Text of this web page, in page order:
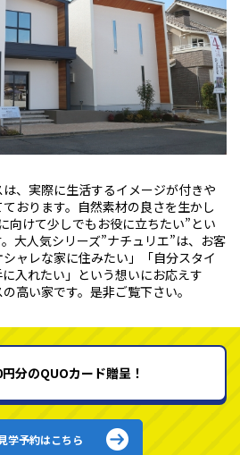
、実際に生活するイメージが付きや
おります。自然素材の良さを生かし
向けて少しでもお役に立ちたい”とい
大人気シリーズ”ナチュリエ”は、お客
ャレな家に住みたい」「自分スタイ
入れたい」という想いにお応えす
高い家です。是非ご覧下さい。
分のQUOカード贈呈！
見学予約はこちら